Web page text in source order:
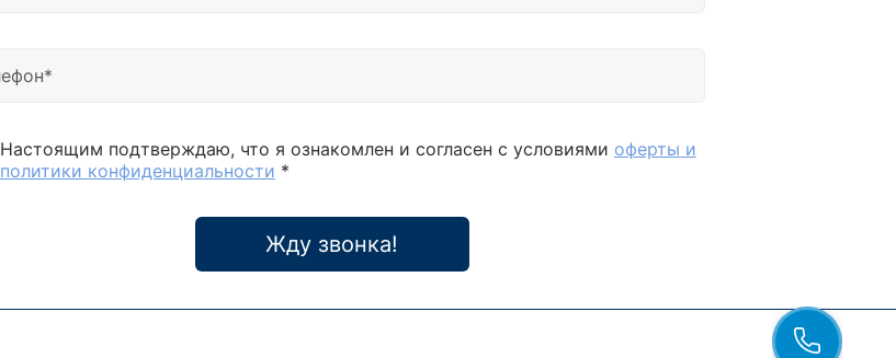
Настоящим подтверждаю, что я ознакомлен и согласен с условиями оферты и
политики конфиденциальности *
Жду звонка!